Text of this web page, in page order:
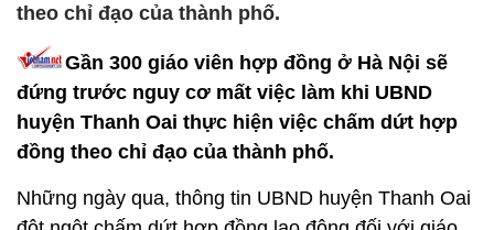
theo chỉ đạo của thành phố.
Gần 300 giáo viên hợp đồng ở Hà Nội sẽ
đứng trước nguy cơ mất việc làm khi UBND
huyện Thanh Oai thực hiện việc chấm dứt hợp
đồng theo chỉ đạo của thành phố.
Những ngày qua, thông tin UBND huyện Thanh Oai